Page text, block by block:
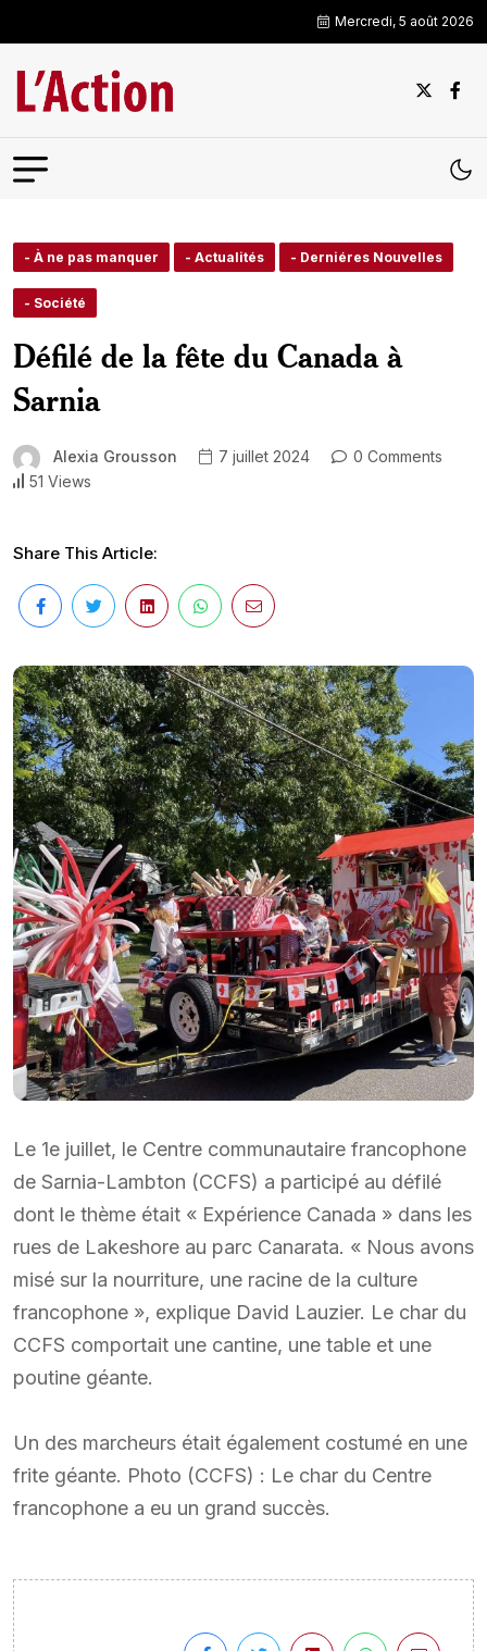
Mercredi, 5 août 2026
- À ne pas manquer - Actualités - Derniéres Nouvelles
- Société
Défilé de la fête du Canada à
Sarnia
Alexia Grousson 7 juillet 2024
0 Comments
51 Views
Share This Article:
Le 1e juillet, le Centre communautaire francophone
de Sarnia-Lambton (CCFS) a participé au défilé
dont le thème était « Expérience Canada » dans les
rues de Lakeshore au parc Canarata. « Nous avons
misé sur la nourriture, une racine de la culture
francophone », explique David Lauzier. Le char du
CCFS comportait une cantine, une table et une
poutine géante.
Un des marcheurs était également costumé en une
frite géante. Photo (CCFS) : Le char du Centre
francophone a eu un grand succès.